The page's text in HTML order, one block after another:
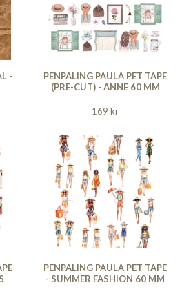
-
PENPALING PAULA PET TAPE
(PRE-CUT) - ANNE 60 MM
169 kr
PENPALING PAULA PET TAPE
- SUMMER FASHION 60 MM